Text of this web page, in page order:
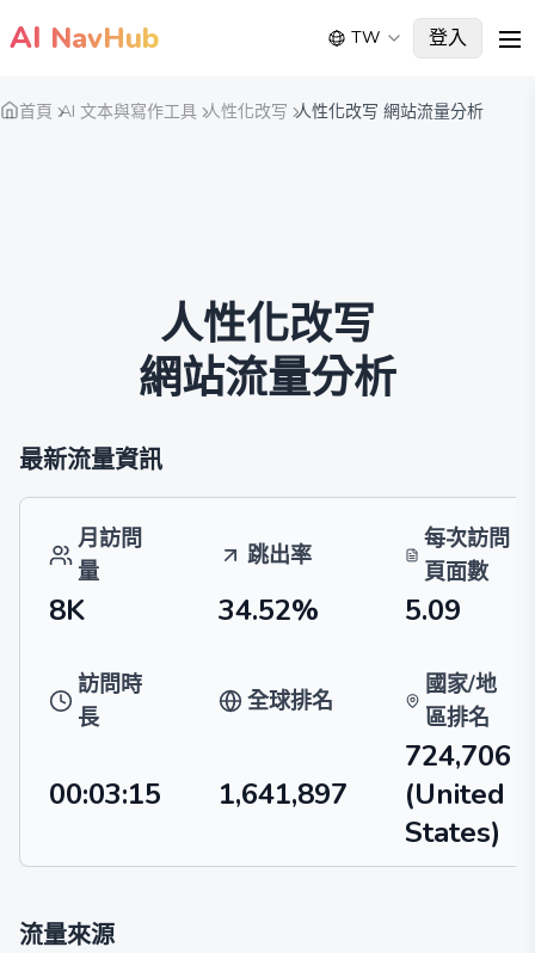
AI NavHub TW 登入
首頁 AI 文本與寫作工具 人性化改写 人性化改写 網站流量分析
人性化改写
網站流量分析
最新流量資訊
月訪問
量
跳出率
每次訪問
頁面數
8K 34.52% 5.09
訪問時
長
全球排名
國家/地
區排名
00:03:15 1,641,897
724,706
(United
States)
流量來源